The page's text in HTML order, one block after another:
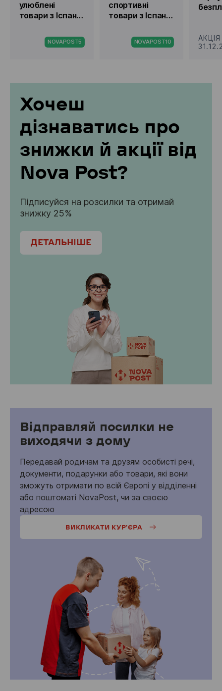
улюблені
товари з Іспанії
знижку €5 з
промокодом
NOVAPOST5
спортивні
товари з Іспанії
знижку 10% з
промокодом
NOVAPOST10
Хочеш
дізнаватись про
знижки й акції від
Nova Post?
Підписуйся на розсилки та отримай
знижку 25%
ДЕТАЛЬНІШЕ
Відправляй посилки не
виходячи з дому
Передавай родичам та друзям особисті речі,
документи, подарунки або товари, які вони
зможуть отримати по всій Європі у відділенні
або поштоматі NovaPost, чи за своєю
адресою
ВИКЛИКАТИ КУР’ЄРА